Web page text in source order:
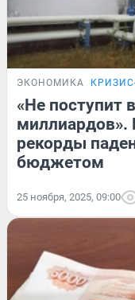
ЭКОНОМИКА
«Не поступит
миллиардов».
рекорды
бюджетом
25 ноября, 2025, 09:00